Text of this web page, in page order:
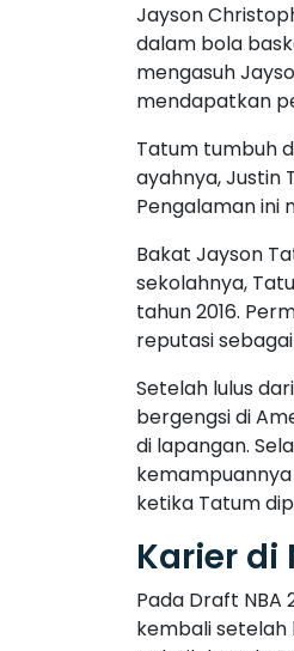
Jayson
dalam bola
mengasuh
mendapatkan
Tatum tumbuh
ayahnya, Justin
Pengalaman ini
Bakat Jayson
sekolahnya,
tahun 2016.
reputasi
Setelah lulus
bergengsi di
di lapangan.
ketika Tatum
Karier di
Pada Draft NBA
kembali setelah